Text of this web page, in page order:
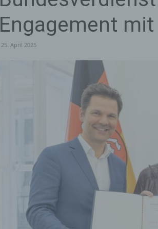
Engagement
25. April 2025